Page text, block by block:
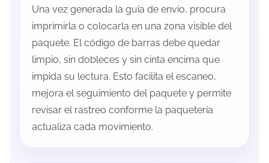
Una vez generada la guía de envío, procura
imprimirla o colocarla en una zona visible del
paquete. El código de barras debe quedar
limpio, sin dobleces y sin cinta encima que
impida su lectura. Esto facilita el escaneo,
mejora el seguimiento del paquete y permite
revisar el rastreo conforme la paquetería
actualiza cada movimiento.